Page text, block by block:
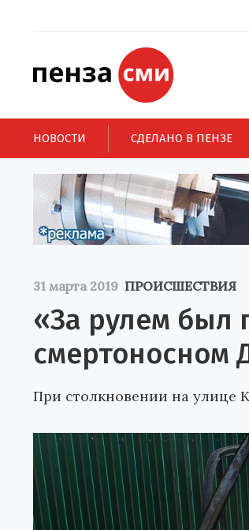
НОВОСТИ СДЕЛАНО В ПЕНЗЕ
31 марта 2019 ПРОИСШЕСТВИЯ
«За рулем был
смертоносном
При столкновении на улице